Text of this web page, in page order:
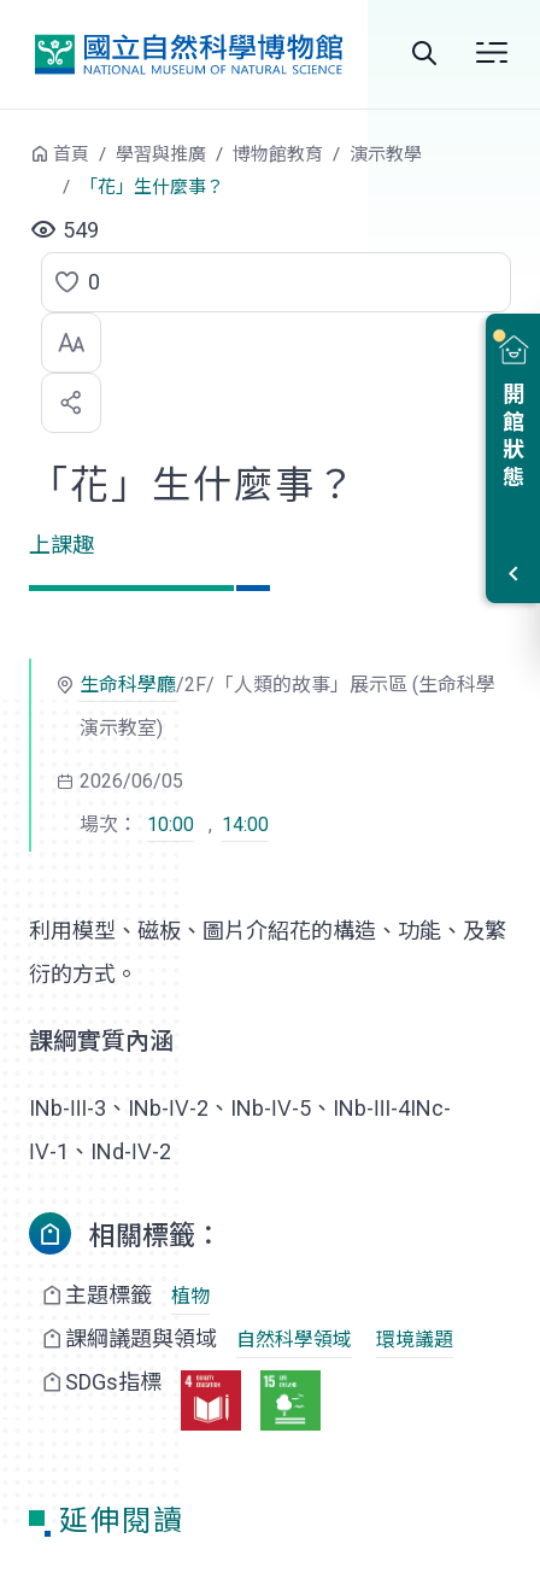
站
開館狀態
首頁 學習與推廣 博物館教育
演示教學
「花」生什麼事？
549
點
選
喜
歡
0
「花」生什麼事？
上課趣
生命科學廳/2F/「人類的故事」展示區 (生命科學
演示教室)
2026/06/05
場次：
10:00 , 14:00
利用模型、磁板、圖片介紹花的構造、功能、及繁
衍的方式。
課綱實質內涵
INb-Ⅲ-3、INb-Ⅳ-2、INb-Ⅳ-5、INb-Ⅲ-4INc-
Ⅳ-1、INd-Ⅳ-2
相關標籤：
主題標籤 植物
課綱議題與領域 自然科學領域 環境議題
SDGs指標
延伸閱讀